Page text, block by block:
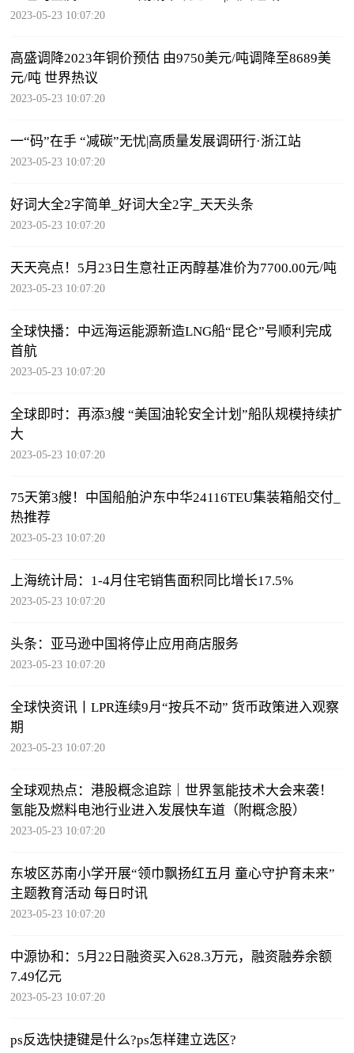
2023-05-23 10:07:20
高盛调降2023年铜价预估 由9750美元/吨调降至8689美
元/吨 世界热议
2023-05-23 10:07:20
一“码”在手 “减碳”无忧|高质量发展调研行·浙江站
2023-05-23 10:07:20
好词大全2字简单_好词大全2字_天天头条
2023-05-23 10:07:20
天天亮点！5月23日生意社正丙醇基准价为7700.00元/吨
2023-05-23 10:07:20
全球快播：中远海运能源新造LNG船“昆仑”号顺利完成
首航
2023-05-23 10:07:20
全球即时：再添3艘 “美国油轮安全计划”船队规模持续扩
大
2023-05-23 10:07:20
75天第3艘！中国船舶沪东中华24116TEU集装箱船交付_
热推荐
2023-05-23 10:07:20
上海统计局：1-4月住宅销售面积同比增长17.5%
2023-05-23 10:07:20
头条：亚马逊中国将停止应用商店服务
2023-05-23 10:07:20
全球快资讯丨LPR连续9月“按兵不动” 货币政策进入观察
期
2023-05-23 10:07:20
全球观热点：港股概念追踪｜世界氢能技术大会来袭！
氢能及燃料电池行业进入发展快车道（附概念股）
2023-05-23 10:07:20
东坡区苏南小学开展“领巾飘扬红五月 童心守护育未来”
主题教育活动 每日时讯
2023-05-23 10:07:20
中源协和：5月22日融资买入628.3万元，融资融券余额
7.49亿元
2023-05-23 10:07:20
ps反选快捷键是什么?ps怎样建立选区?